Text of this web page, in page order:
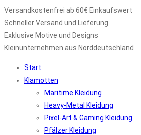
Versandkostenfrei ab 60€ Einkaufswert
Schneller Versand und Lieferung
Exklusive Motive und Designs
Kleinunternehmen aus Norddeutschland
Start
Klamotten
Maritime Kleidung
Heavy-Metal Kleidung
Pixel-Art & Gaming Kleidung
Pfälzer Kleidung